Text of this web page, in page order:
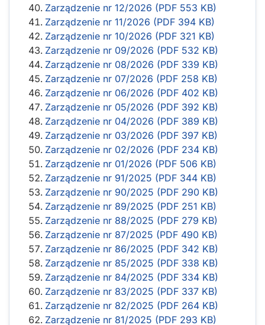
Zarządzenie nr 12/2026 (PDF 553 KB)
Zarządzenie nr 11/2026 (PDF 394 KB)
Zarządzenie nr 10/2026 (PDF 321 KB)
Zarządzenie nr 09/2026 (PDF 532 KB)
Zarządzenie nr 08/2026 (PDF 339 KB)
Zarządzenie nr 07/2026 (PDF 258 KB)
Zarządzenie nr 06/2026 (PDF 402 KB)
Zarządzenie nr 05/2026 (PDF 392 KB)
Zarządzenie nr 04/2026 (PDF 389 KB)
Zarządzenie nr 03/2026 (PDF 397 KB)
Zarządzenie nr 02/2026 (PDF 234 KB)
Zarządzenie nr 01/2026 (PDF 506 KB)
Zarządzenie nr 91/2025 (PDF 344 KB)
Zarządzenie nr 90/2025 (PDF 290 KB)
Zarządzenie nr 89/2025 (PDF 251 KB)
Zarządzenie nr 88/2025 (PDF 279 KB)
Zarządzenie nr 87/2025 (PDF 490 KB)
Zarządzenie nr 86/2025 (PDF 342 KB)
Zarządzenie nr 85/2025 (PDF 338 KB)
Zarządzenie nr 84/2025 (PDF 334 KB)
Zarządzenie nr 83/2025 (PDF 337 KB)
Zarządzenie nr 82/2025 (PDF 264 KB)
Zarządzenie nr 81/2025 (PDF 293 KB)